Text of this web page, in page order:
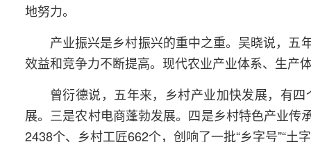
地努力。
产业振兴是乡村振兴的重中之重。吴晓说，五
效益和竞争力不断提高。现代农业产业体系、生产
曾衍德说，五年来，乡村产业加快发展，有
展。三是农村电商蓬勃发展。四是乡村特色产业传
2438个、乡村工匠662个，创响了一批“乡字号”“土